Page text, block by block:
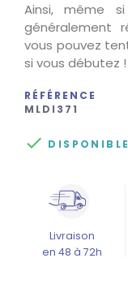
Ainsi, même
généralement
vous pouvez
si vous débutez !
RÉFÉRENCE
MLDI371
 DISPONIBLE
Livraison
en 48 à 72h